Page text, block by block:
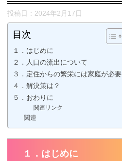
投稿日： 2024年2月17日
目次
１．はじめに
２．人口の流出について
３．定住からの繁栄には家庭が必要
４．解決策は？
５．おわりに
関連リンク
関連
１．はじめに